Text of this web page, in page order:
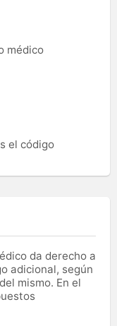
médico
el código
da derecho a
adicional, según
mismo. En el